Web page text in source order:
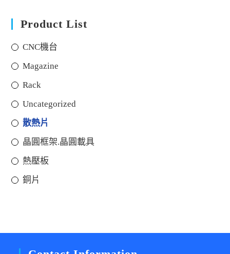
Product List
CNC機台
Magazine
Rack
Uncategorized
散熱片
晶圓框架.晶圓載具
熱壓板
銅片